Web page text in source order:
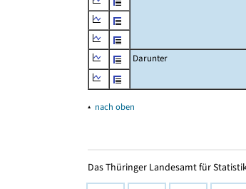
Darunter
▴ nach oben
Das Thüringer Landesamt für